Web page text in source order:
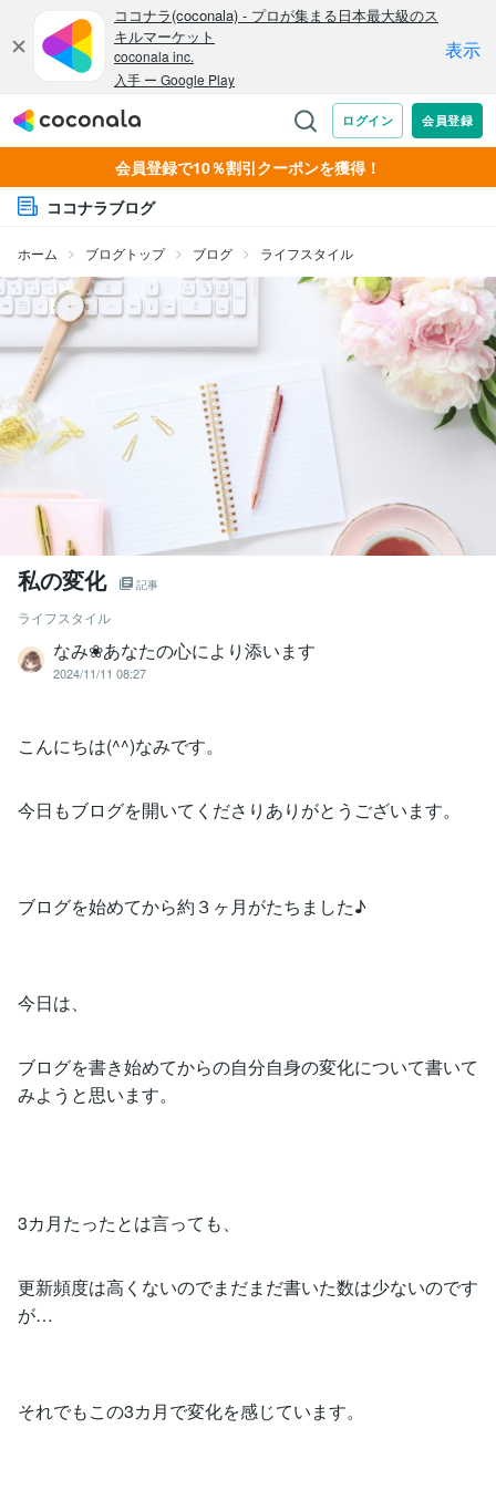
会員登録で10％割引クーポンを獲得！
ココナラブログ
ホーム ブログトップ ブログ ライフスタイル
私の変化 記事
ライフスタイル
なみ❀あなたの心により添います
2024/11/11 08:27
こんにちは(^^)なみです。
今日もブログを開いてくださりありがとうございます。
ブログを始めてから約３ヶ月がたちました♪
今日は、
ブログを書き始めてからの自分自身の変化について書いて
みようと思います。
3カ月たったとは言っても、
更新頻度は高くないのでまだまだ書いた数は少ないのです
が…
それでもこの3カ月で変化を感じています。